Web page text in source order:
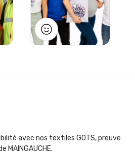
avec nos textiles GOTS, preuve
MAINGAUCHE.